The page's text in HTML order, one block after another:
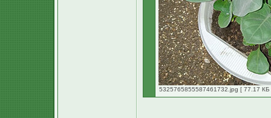
5325765855587461732.jpg [ 77.17